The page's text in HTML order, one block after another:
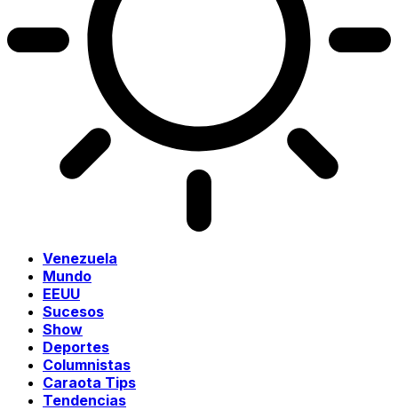
Venezuela
Mundo
EEUU
Sucesos
Show
Deportes
Columnistas
Caraota Tips
Tendencias